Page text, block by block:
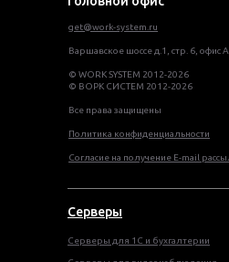
get@work-system.ru
Варшавское шоссе д.1, стр. 6, офис
© WORK SYSTEM 2012-2026
© ВОРК СИСТЕМ 2012-2026
Все права защищены
Политика конфиденциальности
Согласие на получение E-mail
Серверы
Серверы для 1С и бухгалтерии